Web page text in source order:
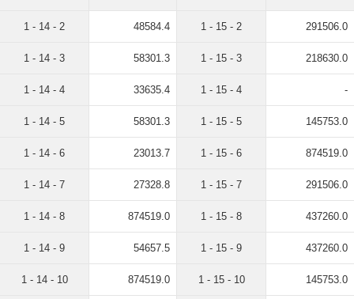
1 - 14 - 2 48584.4
1 - 14 - 3 58301.3
1 - 14 - 4 33635.4
1 - 14 - 5 58301.3
1 - 14 - 6 23013.7
1 - 14 - 7 27328.8
1 - 14 - 8 874519.0
1 - 14 - 9 54657.5
1 - 14 - 10 874519.0
1 - 15 - 2 291506.0
1 - 15 - 3 218630.0
1 - 15 - 4 -
1 - 15 - 5 145753.0
1 - 15 - 6 874519.0
1 - 15 - 7 291506.0
1 - 15 - 8 437260.0
1 - 15 - 9 437260.0
1 - 15 - 10 145753.0